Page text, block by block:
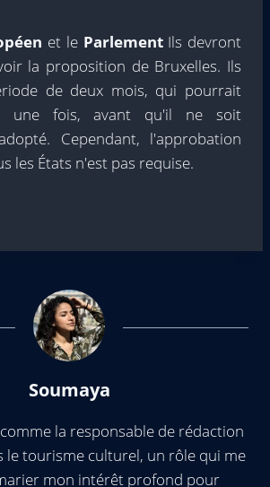
et le ParlementIls devront
la proposition de Bruxelles. Ils
de deux mois, qui pourrait
une fois, avant qu'il ne soit
Cependant, l'approbation
les États n'est pas requise.
Soumaya
la responsable de rédaction
le tourisme culturel, un rôle qui me
mon intérêt profond pour